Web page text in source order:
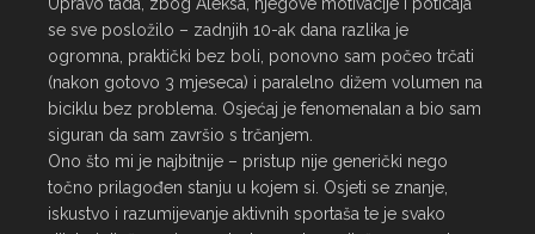
se sve posložilo – zadnjih 10-ak dana razlika je
ogromna, praktički bez boli, ponovno sam počeo trčati
(nakon gotovo 3 mjeseca) i paralelno dižem volumen na
biciklu bez problema. Osjećaj je fenomenalan a bio sam
siguran da sam završio s trčanjem.
Ono što mi je najbitnije – pristup nije generički nego
točno prilagođen stanju u kojem si. Osjeti se znanje,
iskustvo i razumijevanje aktivnih sportaša te je svako